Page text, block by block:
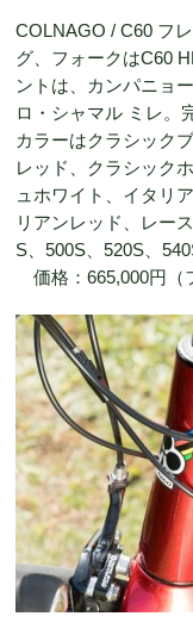
COLNAGO / C60 フ
グ、フォークはC60
ントは、カンパニョ
ロ・シャマル ミレ。
カラーはクラシック
レッド、クラシック
ュホワイト、イタリ
リアンレッド、レー
S、500S、520S、
価格：665,000円（